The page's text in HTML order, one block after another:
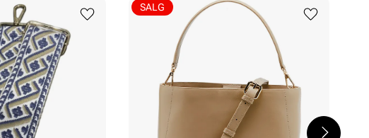
SALG